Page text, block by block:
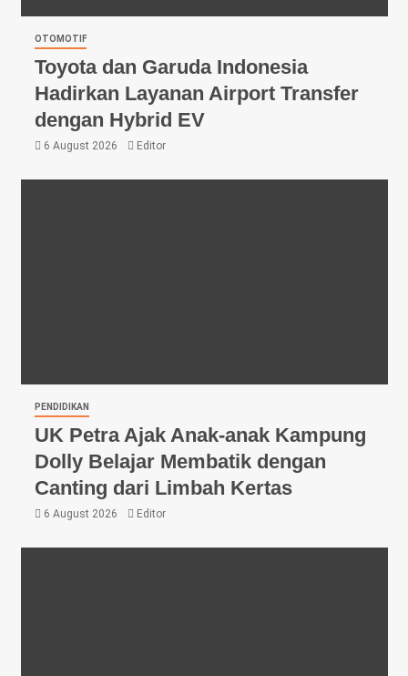
OTOMOTIF
Toyota dan Garuda Indonesia
Hadirkan Layanan Airport Transfer
dengan Hybrid EV
6 August 2026 Editor
PENDIDIKAN
UK Petra Ajak Anak-anak Kampung
Dolly Belajar Membatik dengan
Canting dari Limbah Kertas
6 August 2026 Editor